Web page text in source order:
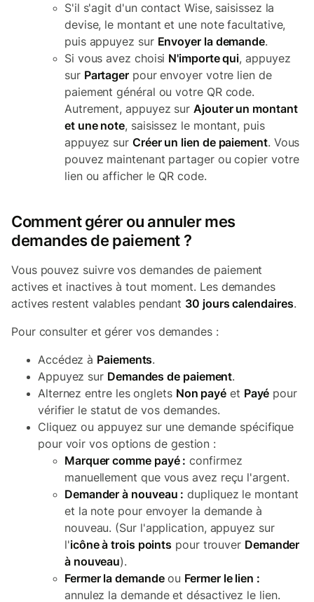
S'il s'agit d'un contact Wise, saisissez la
devise, le montant et une note facultative,
puis appuyez sur Envoyer la demande.
Si vous avez choisi N'importe qui, appuyez
sur Partager pour envoyer votre lien de
paiement général ou votre QR code.
Autrement, appuyez surAjouter un montant
et une note, saisissez le montant, puis
appuyez sur Créer un lien de paiement. Vous
pouvez maintenant partager ou copier votre
lien ou afficher le QR code.
Comment gérer ou annuler mes
demandes de paiement ?
Vous pouvez suivre vos demandes de paiement
actives et inactives à tout moment. Les demandes
actives restent valables pendant 30 jours calendaires.
Pour consulter et gérer vos demandes :
Accédez à Paiements.
Appuyez sur Demandes de paiement.
Alternez entre les onglets Non payé et Payé pour
vérifier le statut de vos demandes.
Cliquez ou appuyez sur une demande spécifique
pour voir vos options de gestion :
Marquer comme payé : confirmez
manuellement que vous avez reçu l'argent.
Demander à nouveau : dupliquez le montant
et la note pour envoyer la demande à
nouveau. (Sur l'application, appuyez sur
l'icône à trois points pour trouver Demander
à nouveau).
Fermer la demandeou Fermer le lien :
annulez la demande et désactivez le lien.